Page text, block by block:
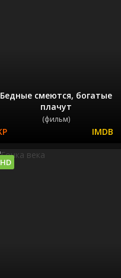
Бедные смеются, богатые
плачут
(фильм)
HD